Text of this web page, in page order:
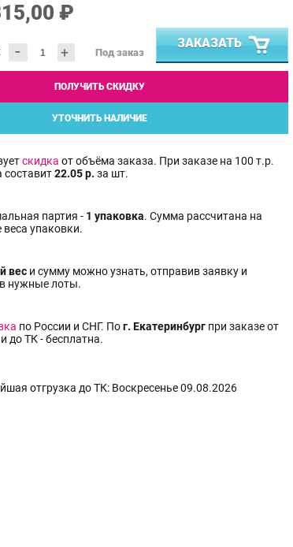
₽
- + Под заказ
ЗАКАЗАТЬ
ПОЛУЧИТЬ СКИДКУ
УТОЧНИТЬ НАЛИЧИЕ
скидка от объёма заказа. При заказе на 100 т.р.
составит22.05 р. за шт.
партия - 1 упаковка. Сумма рассчитана на
веса упаковки.
вес и сумму можно узнать, отправив заявку и
нужные лоты.
по России и СНГ. Пог. Екатеринбург при заказе от
до ТК - бесплатна.
отгрузка до ТК: Воскресенье 09.08.2026